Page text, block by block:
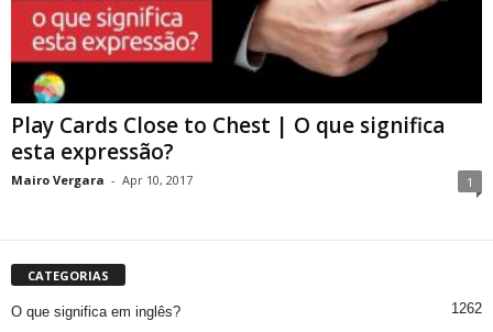
Play Cards Close to Chest | O que significa
esta expressão?
Mairo Vergara - Apr 10, 2017 1
CATEGORIAS
O que significa em inglês? 1262